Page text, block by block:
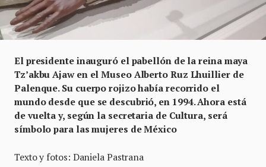
El presidente inauguró el pabellón de la reina maya
Tz’akbu Ajaw en el Museo Alberto Ruz Lhuillier de
Palenque. Su cuerpo rojizo había recorrido el
mundo desde que se descubrió, en 1994. Ahora está
de vuelta y, según la secretaria de Cultura, será
símbolo para las mujeres de México
Texto y fotos: Daniela Pastrana